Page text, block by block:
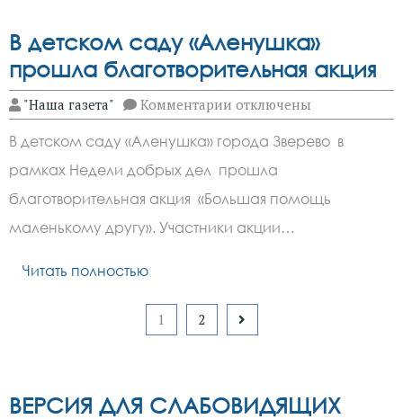
В детском саду «Аленушка»
прошла благотворительная акция
"Наша газета" Комментарии к
записи
детском
саду
«Аленушка»
прошла
благотворительная
акция
отключены
В детском саду «Аленушка» города Зверево в
рамках Недели добрых дел прошла
благотворительная акция «Большая помощь
маленькому другу». Участники акции…
Читать полностью
1 2
ВЕРСИЯ ДЛЯ СЛАБОВИДЯЩИХ